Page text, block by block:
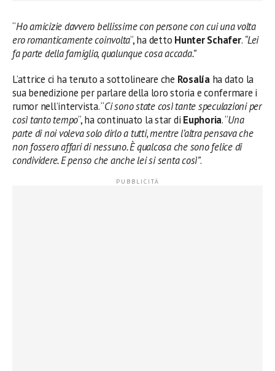
“Ho amicizie davvero bellissime con persone con cui una volta
ero romanticamente coinvolta“, ha detto Hunter Schafer.“Lei
fa parte della famiglia, qualunque cosa accada.”
L’attrice ci ha tenuto a sottolineare che Rosalíaha dato la
sua benedizione per parlare della loro storia e confermare i
rumor nell’intervista. “Ci sono state così tante speculazioni per
così tanto tempo“, ha continuato la star di Euphoria. “Una
parte di noi voleva solo dirlo a tutti, mentre l’altra pensava che
non fossero affari di nessuno. È qualcosa che sono felice di
condividere. E penso che anche lei si senta così”.